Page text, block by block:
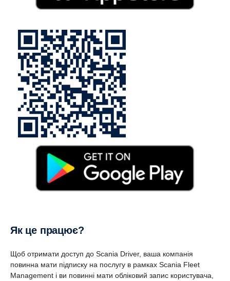
Як це працює?
Щоб отримати доступ до Scania Driver, ваша компанія
повинна мати підписку на послугу в рамках Scania Fleet
Management і ви повинні мати обліковий запис користувача,